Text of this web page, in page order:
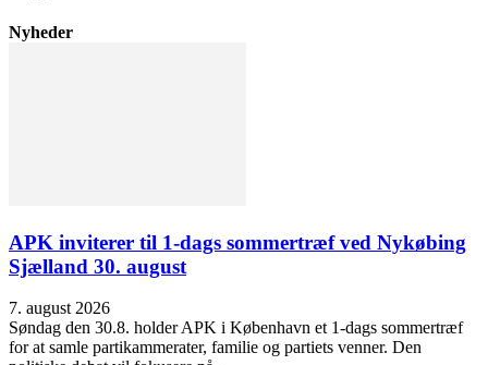
Nyheder
APK inviterer til 1-dags sommertræf ved Nykøbing
Sjælland 30. august
7. august 2026
Søndag den 30.8. holder APK i København et 1-dags sommertræf
for at samle partikammerater, familie og partiets venner. Den